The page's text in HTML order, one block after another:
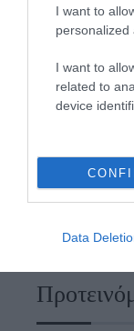
I want to
personalized
I want to
related to
device
Data